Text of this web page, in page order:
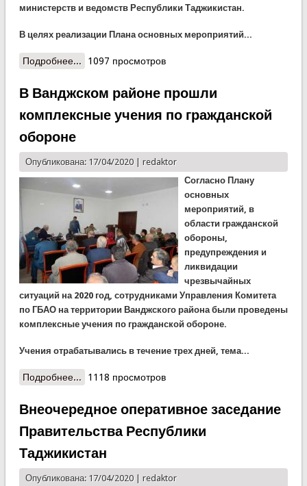
министерств и ведомств Республики Таджикистан.
В целях реализации Плана основных мероприятий...
Подробнее... о Представители министерств и ведомств
1097 просмотров
В Ванджском районе прошли
комплексные учения по гражданской
обороне
Опубликована: 17/04/2020 | redaktor
Согласно Плану
основных
мероприятий, в
области гражданской
обороны,
предупреждения и
ликвидации
чрезвычайных
ситуаций на 2020 год, сотрудниками Управления Комитета
по ГБАО на территории Ванджского района были проведены
комплексные учения по гражданской обороне.
Учения отрабатывались в течение трех дней, тема...
Подробнее... о В Ванджском районе прошли комплексные
1118 просмотров
Внеочередное оперативное заседание
Правительства Республики
Таджикистан
Опубликована: 17/04/2020 | redaktor